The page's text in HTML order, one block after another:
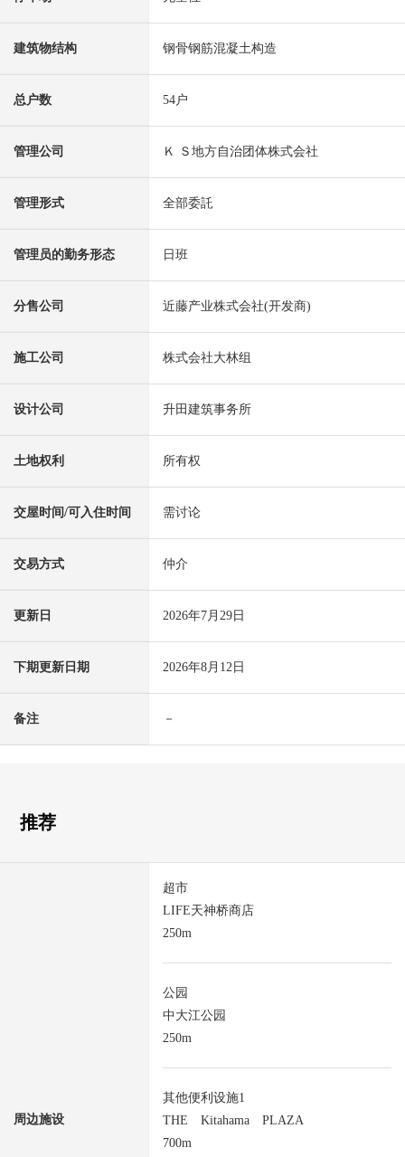
建筑物结构 钢骨钢筋混凝土构造
总户数 54户
管理公司 Ｋ Ｓ地方自治团体株式会社
管理形式 全部委託
管理员的勤务形态 日班
分售公司 近藤产业株式会社(开发商)
施工公司 株式会社大林组
设计公司 升田建筑事务所
土地权利 所有权
交屋时间/可入住时间 需讨论
交易方式 仲介
更新日 2026年7月29日
下期更新日期 2026年8月12日
备注 －
推荐
周边施设
超市
LIFE天神桥商店
250m
公园
中大江公园
250m
其他便利设施1
THE Kitahama PLAZA
700m